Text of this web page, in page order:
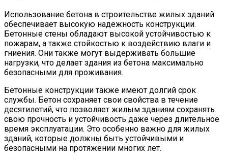
Использование бетона в строительстве жилых зданий
обеспечивает высокую надежность конструкции.
Бетонные стены обладают высокой устойчивостью к
пожарам, а также стойкостью к воздействию влаги и
гниения. Они также могут выдерживать большие
нагрузки, что делает здания из бетона максимально
безопасными для проживания.
Бетонные конструкции также имеют долгий срок
службы. Бетон сохраняет свои свойства в течение
десятилетий, что позволяет жилым зданиям сохранять
свою прочность и устойчивость даже через длительное
время эксплуатации. Это особенно важно для жилых
зданий, которые должны быть устойчивыми и
безопасными на протяжении многих лет.